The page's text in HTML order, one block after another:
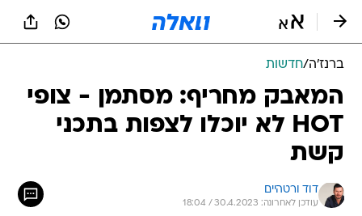
ברנז'ה/חדשות
המאבק מחריף: מסתמן - צופי
HOT לא יוכלו לצפות בתכני
קשת
דוד ורטהיים
עודכן לאחרונה: 30.4.2023 / 18:04